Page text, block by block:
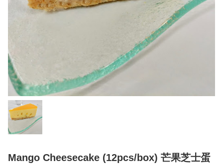
Mango Cheesecake (12pcs/box) 芒果芝士蛋